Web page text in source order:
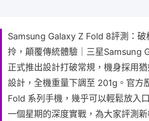
Samsung Galaxy Z Fold 8評測：破
拎，顛覆傳統體驗｜三星Samsung
正式推出設計打破常規，機身採用
設計，全機重量下調至 201g。官方
Fold 系列手機，幾乎可以輕鬆放入
一個星期的深度實戰，為大家評測